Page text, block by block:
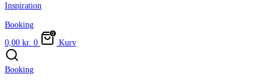
Inspiration
Booking
0,00 kr. 0 Kurv
Booking